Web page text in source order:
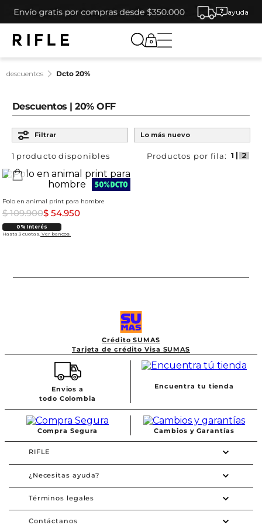
ayuda
0
descuentos dcto 20%
Descuentos | 20% OFF
Filtrar
Lo más nuevo
1 producto
Polo en animal print para hombre
$ 109.900$ 54.950
0% Interés
Hasta 3 cuotas. Ver bancos.
Crédito SUMAS
Tarjeta de crédito Visa SUMAS
Envios a
todo Colombia
Encuentra tu tienda
Compra Segura Cambios y Garantías
RIFLE
¿Necesitas ayuda?
Términos legales
Contáctanos